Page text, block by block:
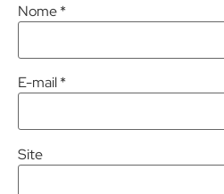
Nome*
E-mail*
Site